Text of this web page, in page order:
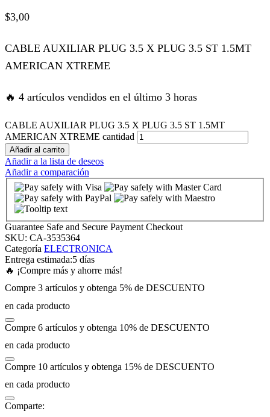
panel
panel
satın al
panel
panel
panel
panel
panel
panel
$3,00
CABLE AUXILIAR PLUG 3.5 X PLUG 3.5 ST 1.5MT
AMERICAN XTREME
🔥 4 artículos vendidos en el último 3 horas
CABLE AUXILIAR PLUG 3.5 X PLUG 3.5 ST 1.5MT
AMERICAN XTREME cantidad
Añadir al carrito
Añadir a la lista de deseos
Añadir a comparación
Guarantee Safe and Secure Payment Checkout
SKU: CA-3535364
Categoría ELECTRONICA
Entrega estimada:5 días
🔥 ¡Compre más y ahorre más!
Compre 3 artículos y obtenga 5% de DESCUENTO
en cada producto
Compre 6 artículos y obtenga 10% de DESCUENTO
en cada producto
Compre 10 artículos y obtenga 15% de DESCUENTO
en cada producto
Comparte: